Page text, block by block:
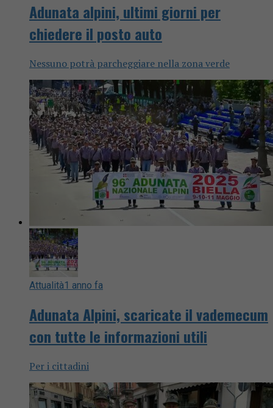
Adunata alpini, ultimi giorni per
chiedere il posto auto
Nessuno potrà parcheggiare nella zona verde
Attualità1 anno fa
Adunata Alpini, scaricate il vademecum
con tutte le informazioni utili
Per i cittadini